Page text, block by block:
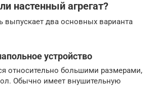
настенный агрегат?
два основных варианта
устройство
относительно большими размерами,
Обычно имеет внушительную